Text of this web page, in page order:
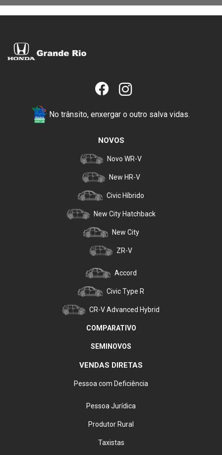
No trânsito, enxergar o outro salva vidas.
NOVOS
Novo WR-V
New HR-V
Civic Híbrido
New City Hatchback
New City
ZR-V
Accord
Civic Type R
CR-V Advanced Hybrid
COMPARATIVO
SEMINOVOS
VENDAS DIRETAS
Pessoa com Deficiência
Pessoa Jurídica
Produtor Rural
Taxistas